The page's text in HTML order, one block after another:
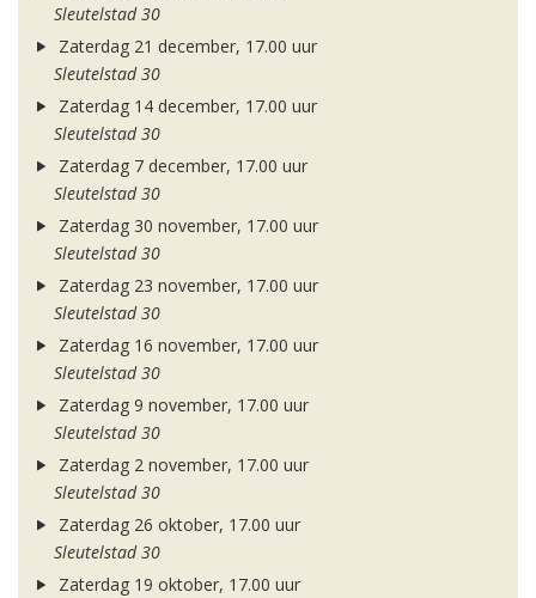
Sleutelstad 30
Zaterdag 21 december, 17.00 uur
Sleutelstad 30
Zaterdag 14 december, 17.00 uur
Sleutelstad 30
Zaterdag 7 december, 17.00 uur
Sleutelstad 30
Zaterdag 30 november, 17.00 uur
Sleutelstad 30
Zaterdag 23 november, 17.00 uur
Sleutelstad 30
Zaterdag 16 november, 17.00 uur
Sleutelstad 30
Zaterdag 9 november, 17.00 uur
Sleutelstad 30
Zaterdag 2 november, 17.00 uur
Sleutelstad 30
Zaterdag 26 oktober, 17.00 uur
Sleutelstad 30
Zaterdag 19 oktober, 17.00 uur